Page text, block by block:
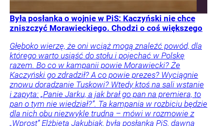
Była posłanka o wojnie w PiS: Kaczyński nie chce
zniszczyć Morawieckiego. Chodzi o coś większego
Głęboko wierzę, że oni wciąż mogą znaleźć powód, dla
którego warto usiąść do stołu i pojechać w Polskę
razem. Bo co w kampanii powie Morawiecki? Że
Kaczyński go zdradził? A co powie prezes? Wyciągnie
znowu doradzanie Tuskowi? Wtedy ktoś na sali wstanie
i zapyta: „Panie Jarku, a jak brał go pan na premiera, to
pan o tym nie wiedział?”. Ta kampania w rozbiciu będzie
dla nich obu niezwykle trudna – mówi w rozmowie z
„Wprost” Elżbieta Jakubiak, była posłanka PiS, dawna